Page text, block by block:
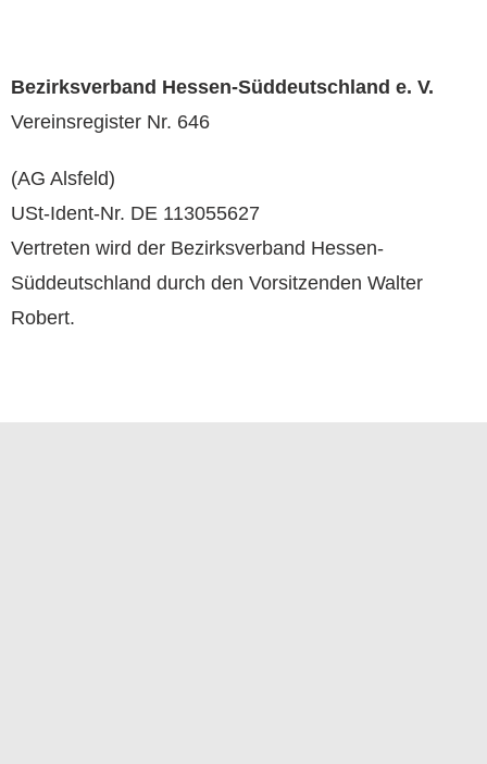
Bezirksverband Hessen-Süddeutschland e. V.
Vereinsregister Nr. 646
(AG Alsfeld)
USt-Ident-Nr. DE 113055627
Vertreten wird der Bezirksverband Hessen-
Süddeutschland durch den Vorsitzenden Walter
Robert.